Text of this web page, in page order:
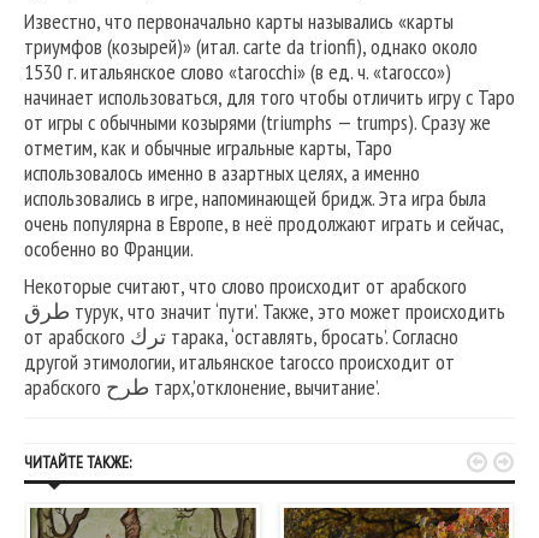
Известно, что первоначально карты назывались «карты
триумфов (козырей)» (итал. carte da trionfi), однако около
1530 г. итальянское слово «tarocchi» (в ед. ч. «tarocco»)
начинает использоваться, для того чтобы отличить игру с Таро
от игры с обычными козырями (triumphs — trumps). Сразу же
отметим, как и обычные игральные карты, Таро
использовалось именно в азартных целях, а именно
использовались в игре, напоминающей бридж. Эта игра была
очень популярна в Европе, в неё продолжают играть и сейчас,
особенно во Франции.
Некоторые считают, что слово происходит от арабского
طرق турук, что значит ‘пути’. Также, это может происходить
от арабского ترك тарака, ‘оставлять, бросать’. Согласно
другой этимологии, итальянское tarocco происходит от
арабского طرح тарх,’отклонение, вычитание’.
ЧИТАЙТЕ ТАКЖЕ:  